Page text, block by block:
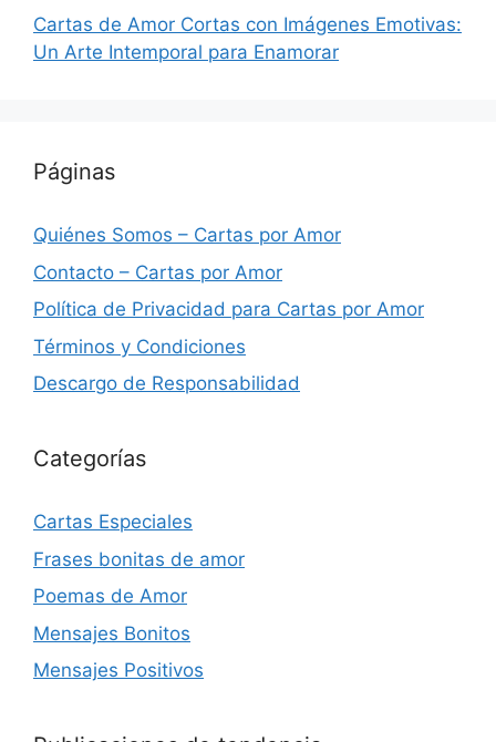
Cartas de Amor Cortas con Imágenes Emotivas:
Un Arte Intemporal para Enamorar
Páginas
Quiénes Somos – Cartas por Amor
Contacto – Cartas por Amor
Política de Privacidad para Cartas por Amor
Términos y Condiciones
Descargo de Responsabilidad
Categorías
Cartas Especiales
Frases bonitas de amor
Poemas de Amor
Mensajes Bonitos
Mensajes Positivos